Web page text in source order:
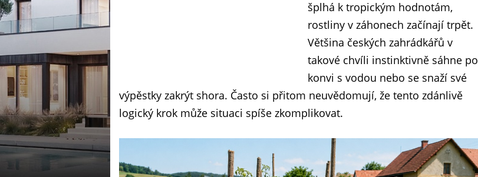
šplhá k tropickým hodnotám,
rostliny v záhonech začínají trpět.
Většina českých zahrádkářů v
takové chvíli instinktivně sáhne po
konvi s vodou nebo se snaží své
výpěstky zakrýt shora. Často si přitom neuvědomují, že tento zdánlivě
logický krok může situaci spíše zkomplikovat.